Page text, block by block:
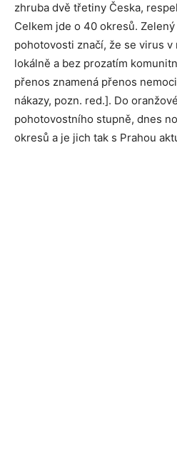
zhruba dvě třetiny Česka,
Celkem jde o 40 okresů.
pohotovosti značí, že se virus
lokálně a bez prozatím
přenos znamená přenos
nákazy, pozn. red.]. Do
pohotovostního stupně, dnes
okresů a je jich tak s Prahou